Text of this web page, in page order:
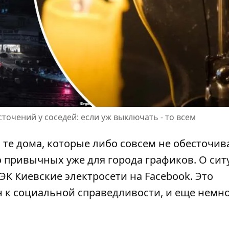
у соседей: если уж выключать - то всем
дома, которые либо совсем не
уже для города графиков. О
Киевские электросети на Facebook. Это
к социальной справедливости, и еще